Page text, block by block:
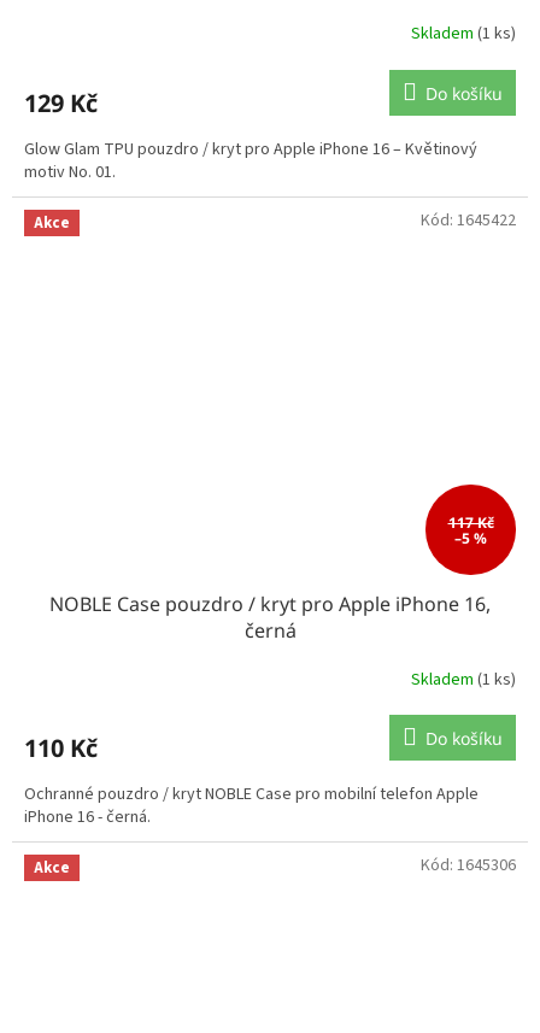
Skladem (1 ks)
129 Kč Do košíku
Glow Glam TPU pouzdro / kryt pro Apple iPhone 16 – Květinový
motiv No. 01.
Akce
117 Kč
–5 %
NOBLE Case pouzdro / kryt pro Apple iPhone 16,
černá
Skladem (1 ks)
110 Kč Do košíku
Ochranné pouzdro / kryt NOBLE Case pro mobilní telefon Apple
iPhone 16 - černá.
Kód: 1645422
Akce Kód: 1645306